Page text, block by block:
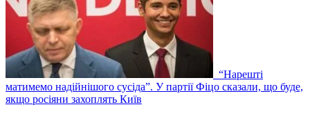
“Нарешті
матимемо надійнішого сусіда”. У партії Фіцо сказали, що буде,
якщо росіяни захоплять Київ